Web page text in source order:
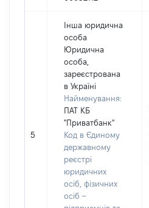
5
Інша юридична
особа
Юридична
особа,
зареєстрована
в Україні
Найменування:
ПАТ КБ
"Приватбанк"
Код в Єдиному
державному
реєстрі
юридичних
осіб, фізичних
осіб –